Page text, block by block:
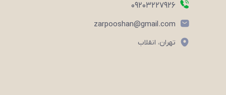
09203227926
zarpooshan@gmail.com
تهران، انقلاب